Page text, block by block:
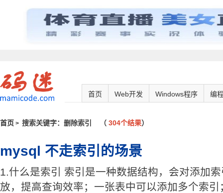
首页 Web开发 Windows程序 编
首页 > 搜索关键字：删除索引 （ 304个结果）
mysql 不走索引的场景
1.什么是索引 索引是一种数据结构，会对添加
放，提高查询效率；一张表中可以添加多个索